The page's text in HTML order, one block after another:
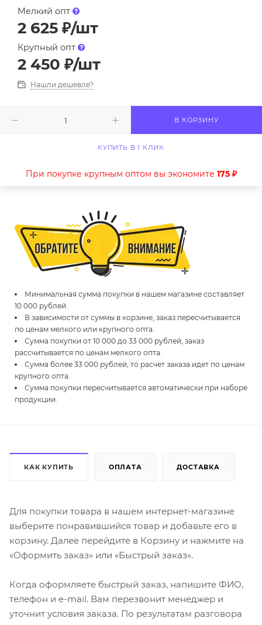
Мелкий опт
2 625 ₽/шт
Крупный опт
2 450 ₽/шт
Нашли дешевле?
В КОРЗИНУ
КУПИТЬ В 1 КЛИК
При покупке крупным оптом вы экономите 175 ₽
Минимальная сумма покупки в нашем магазине составляет
10 000 рублей.
В зависимости от суммы в корзине, заказ пересчитывается
по ценам мелкого или крупного опта.
Сумма покупки от 10 000 до 33 000 рублей, заказ
рассчитывается по ценам мелкого опта.
Сумма более 33 000 рублей, то расчет заказа идет по ценам
крупного опта.
Сумма покупки пересчитывается автоматически при наборе
продукции.
КАК КУПИТЬ ОПЛАТА ДОСТАВКА
Для покупки товара в нашем интернет-магазине
выберите понравившийся товар и добавьте его в
корзину. Далее перейдите в Корзину и нажмите на
«Оформить заказ» или «Быстрый заказ».
Когда оформляете быстрый заказ, напишите ФИО,
телефон и e-mail. Вам перезвонит менеджер и
уточнит условия заказа. По результатам разговора